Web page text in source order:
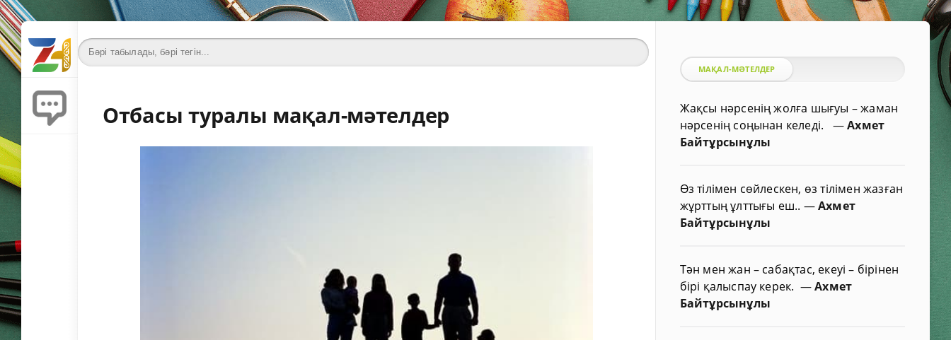
Отбасы туралы мақал-мәтелдер
МАҚАЛ-МӘТЕЛДЕР
Жақсы нәрсенің жолға шығуы – жаман
нәрсенің соңынан келеді. —Ахмет
Байтұрсынұлы
Өз тілімен сөйлескен, өз тілімен жазған
жұрттың ұлттығы еш.. —Ахмет
Байтұрсынұлы
Тән мен жан – сабақтас, екеуі – бірінен
бірі қалыспау керек. —Ахмет
Байтұрсынұлы